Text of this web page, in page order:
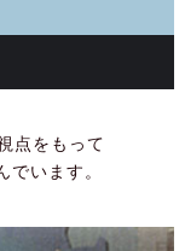
点をもって
います。